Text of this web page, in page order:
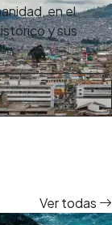
en el
y sus
Ver todas